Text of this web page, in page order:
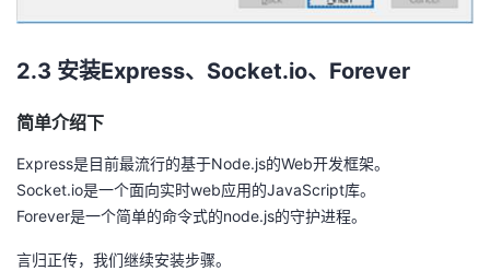
2.3 安装Express、 Socket.io、Forever
简单介绍下
Express是目前最流行的基于Node.js的Web开发框架。
Socket.io是一个面向实时web应用的JavaScript库。
Forever是一个简单的命令式的node.js的守护进程。
言归正传，我们继续安装步骤。